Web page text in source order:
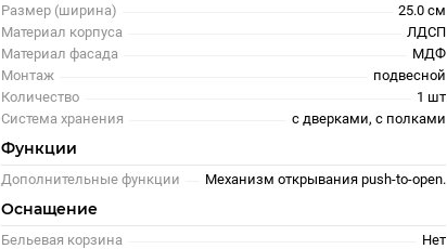
Размер (ширина)
25.0 см
Материал корпуса
ЛДСП
Материал фасада
МДФ
Монтаж
подвесной
Количество
1 шт
Система хранения
с дверками, с полками
Функции
Дополнительные функции Механизм открывания push-to-open.
Оснащение
Бельевая корзина
Нет